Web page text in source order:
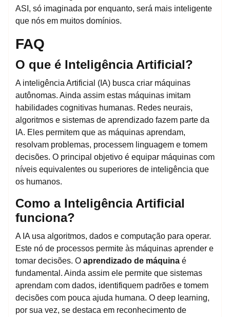
ASI, só imaginada por enquanto, será mais inteligente
que nós em muitos domínios.
FAQ
O que é Inteligência Artificial?
A inteligência Artificial (IA) busca criar máquinas
autônomas. Ainda assim estas máquinas imitam
habilidades cognitivas humanas. Redes neurais,
algoritmos e sistemas de aprendizado fazem parte da
IA. Eles permitem que as máquinas aprendam,
resolvam problemas, processem linguagem e tomem
decisões. O principal objetivo é equipar máquinas com
níveis equivalentes ou superiores de inteligência que
os humanos.
Como a Inteligência Artificial
funciona?
A IA usa algoritmos, dados e computação para operar.
Este nó de processos permite às máquinas aprender e
tomar decisões. O aprendizado de máquina é
fundamental. Ainda assim ele permite que sistemas
aprendam com dados, identifiquem padrões e tomem
decisões com pouca ajuda humana. O deep learning,
por sua vez, se destaca em reconhecimento de